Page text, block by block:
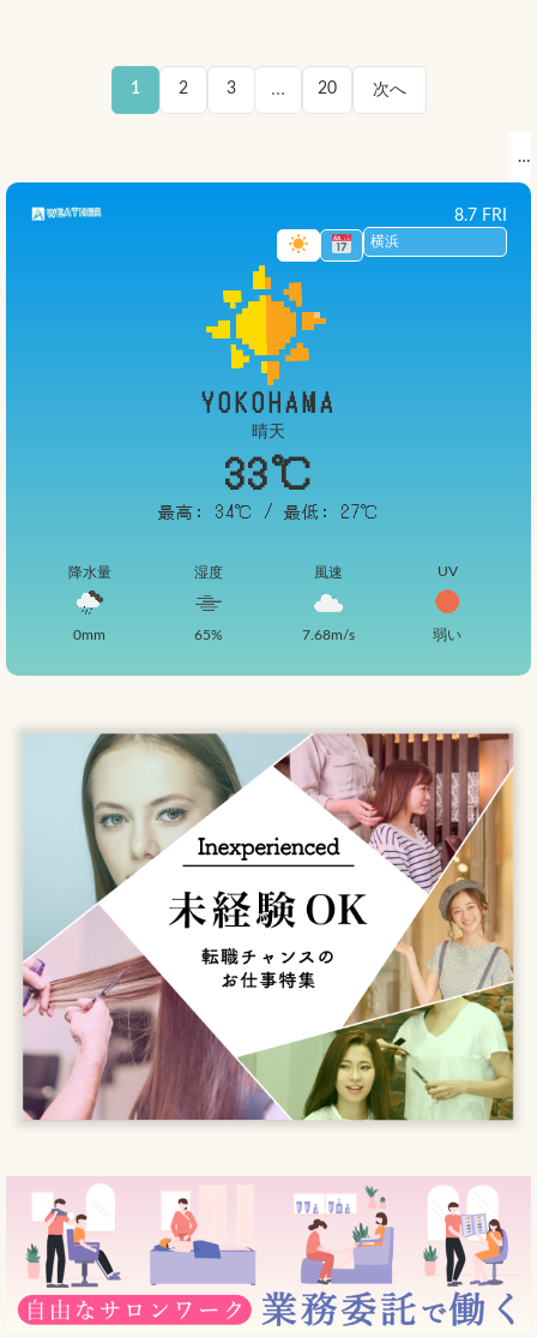
1 2 3 … 20 次へ
8.7 FRI
YOKOHAMA
晴天
33℃
最高: 34℃ / 最低: 27℃
降水量
0mm
湿度
65%
風速
7.68m/s
UV
弱い